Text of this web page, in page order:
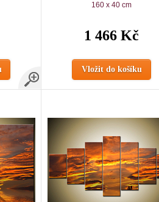
160 x 40 cm
1 466 Kč
Vložit do košíku